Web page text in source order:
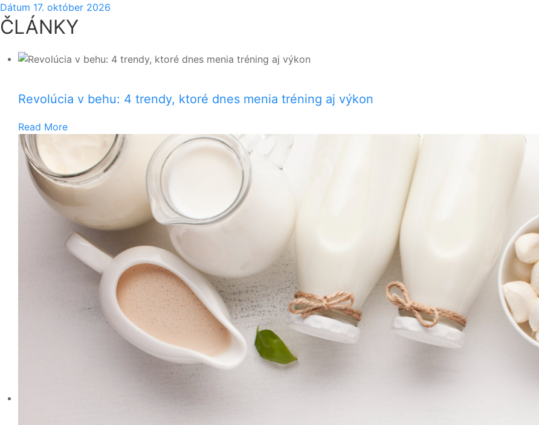
Dátum 17. október 2026
ČLÁNKY
Revolúcia v behu: 4 trendy, ktoré dnes menia tréning aj výkon
Read More